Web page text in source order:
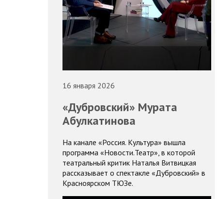
16 января 2026
«Дубровский» Мурата
Абулкатинова
На канале «Россия. Культура» вышла
программа «Новости.Театр», в которой
театральный критик Наталья Витвицкая
рассказывает о спектакле «Дубровский» в
Красноярском ТЮЗе.